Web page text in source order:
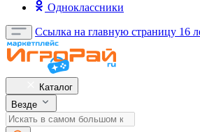
Одноклассники
Ссылка на главную страницу 16
Каталог
Везде